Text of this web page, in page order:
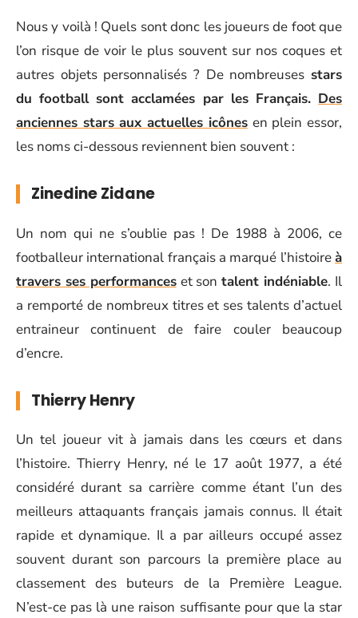
Nous y voilà ! Quels sont donc les joueurs de foot que
l’on risque de voir le plus souvent sur nos coques et
autres objets personnalisés ? De nombreuses stars
du football sont acclamées par les Français. Des
anciennes stars aux actuelles icônesen plein essor,
les noms ci-dessous reviennent bien souvent :
Zinedine Zidane
Un nom qui ne s’oublie pas ! De 1988 à 2006, ce
footballeur international français a marqué l’histoireà
travers ses performanceset sontalent indéniable. Il
a remporté de nombreux titres et ses talents d’actuel
entraineur continuent de faire couler beaucoup
d’encre.
Thierry Henry
Un tel joueur vit à jamais dans les cœurs et dans
l’histoire. Thierry Henry, né le 17 août 1977, a été
considéré durant sa carrière comme étant l’un des
meilleurs attaquants français jamais connus. Il était
rapide et dynamique. Il a par ailleurs occupé assez
souvent durant son parcours la première place au
classement des buteurs de la Première League.
N’est-ce pas là une raison suffisante pour que la star